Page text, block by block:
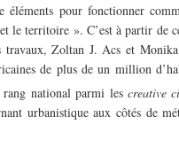
éléments pour fonctionner
le territoire ». C’est à partir de
travaux, Zoltan J. Acs et
de plus de un million
national parmi lescreative
urbanistique aux côtés de